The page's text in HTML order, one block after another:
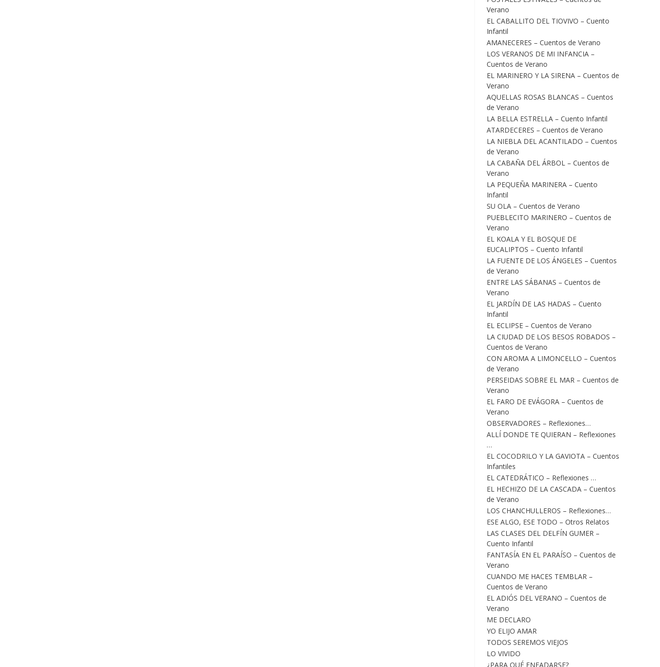
Verano
EL CABALLITO DEL TIOVIVO – Cuento
Infantil
AMANECERES – Cuentos de Verano
LOS VERANOS DE MI INFANCIA –
Cuentos de Verano
EL MARINERO Y LA SIRENA – Cuentos de
Verano
AQUELLAS ROSAS BLANCAS – Cuentos
de Verano
LA BELLA ESTRELLA – Cuento Infantil
ATARDECERES – Cuentos de Verano
LA NIEBLA DEL ACANTILADO – Cuentos
de Verano
LA CABAÑA DEL ÁRBOL – Cuentos de
Verano
LA PEQUEÑA MARINERA – Cuento
Infantil
SU OLA – Cuentos de Verano
PUEBLECITO MARINERO – Cuentos de
Verano
EL KOALA Y EL BOSQUE DE
EUCALIPTOS – Cuento Infantil
LA FUENTE DE LOS ÁNGELES – Cuentos
de Verano
ENTRE LAS SÁBANAS – Cuentos de
Verano
EL JARDÍN DE LAS HADAS – Cuento
Infantil
EL ECLIPSE – Cuentos de Verano
LA CIUDAD DE LOS BESOS ROBADOS –
Cuentos de Verano
CON AROMA A LIMONCELLO – Cuentos
de Verano
PERSEIDAS SOBRE EL MAR – Cuentos de
Verano
EL FARO DE EVÁGORA – Cuentos de
Verano
OBSERVADORES – Reflexiones…
ALLÍ DONDE TE QUIERAN – Reflexiones
…
EL COCODRILO Y LA GAVIOTA – Cuentos
Infantiles
EL CATEDRÁTICO – Reflexiones …
EL HECHIZO DE LA CASCADA – Cuentos
de Verano
LOS CHANCHULLEROS – Reflexiones…
ESE ALGO, ESE TODO – Otros Relatos
LAS CLASES DEL DELFÍN GUMER –
Cuento Infantil
FANTASÍA EN EL PARAÍSO – Cuentos de
Verano
CUANDO ME HACES TEMBLAR –
Cuentos de Verano
EL ADIÓS DEL VERANO – Cuentos de
Verano
ME DECLARO
YO ELIJO AMAR
TODOS SEREMOS VIEJOS
LO VIVIDO
¿PARA QUÉ ENFADARSE?